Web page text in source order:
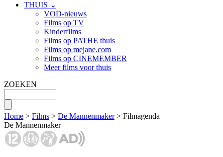
THUIS ⌄
VOD-nieuws
Films op TV
Kinderfilms
Films op PATHE thuis
Films op mejane.com
Films op CINEMEMBER
Meer films voor thuis
ZOEKEN
Home > Films > De Mannenmaker> Filmagenda
De Mannenmaker